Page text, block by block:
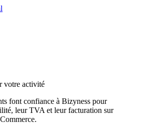
votre activité
font confiance à Bizyness pour
leur TVA et leur facturation sur